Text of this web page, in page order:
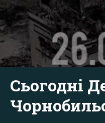
Сьогодні